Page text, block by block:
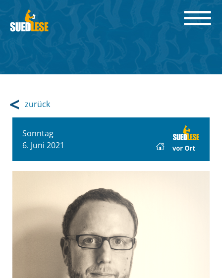
zurück
Sonntag
6. Juni 2021